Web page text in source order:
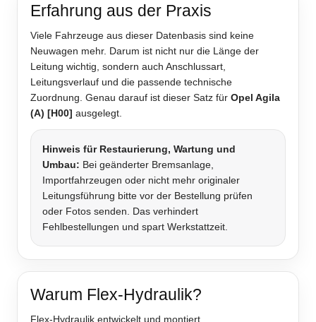
Erfahrung aus der Praxis
Viele Fahrzeuge aus dieser Datenbasis sind keine
Neuwagen mehr. Darum ist nicht nur die Länge der
Leitung wichtig, sondern auch Anschlussart,
Leitungsverlauf und die passende technische
Zuordnung. Genau darauf ist dieser Satz für Opel Agila
(A) [H00] ausgelegt.
Hinweis für Restaurierung, Wartung und
Umbau: Bei geänderter Bremsanlage,
Importfahrzeugen oder nicht mehr originaler
Leitungsführung bitte vor der Bestellung prüfen
oder Fotos senden. Das verhindert
Fehlbestellungen und spart Werkstattzeit.
Warum Flex-Hydraulik?
Flex-Hydraulik entwickelt und montiert